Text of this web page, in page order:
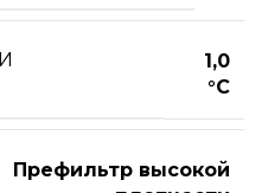
1,0
°С
Префильтр высокой